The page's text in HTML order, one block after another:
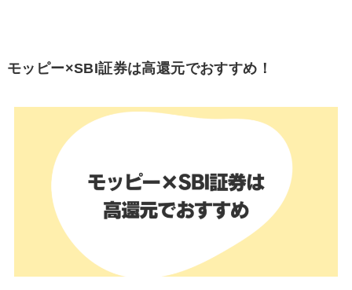
モッピー×SBI証券は高還元でおすすめ！